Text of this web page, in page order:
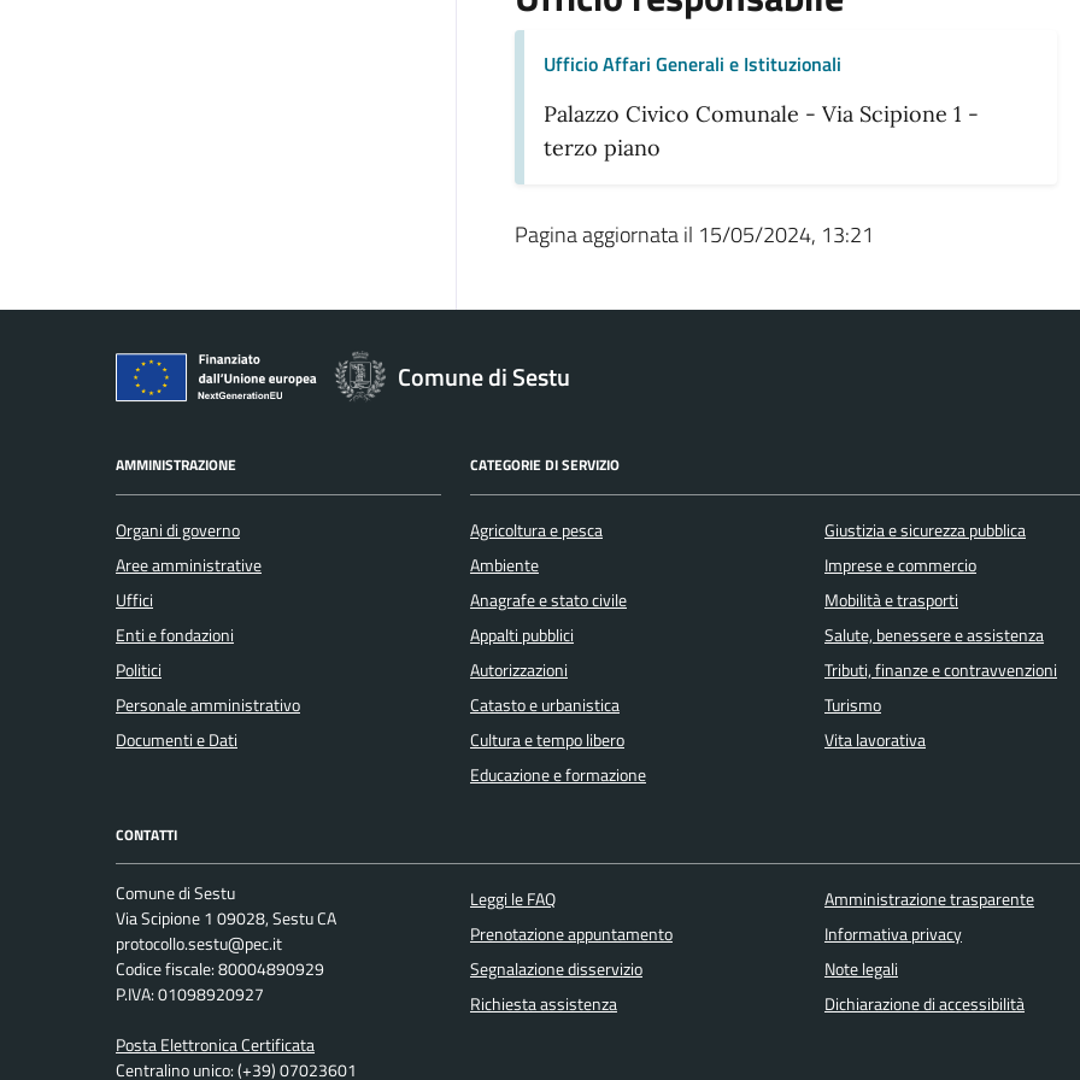
Ufficio Affari Generali e Istituzionali
Palazzo Civico Comunale - Via Scipione 1 -
terzo piano
Pagina aggiornata il 15/05/2024, 13:21
Comune di Sestu
AMMINISTRAZIONE
Organi di governo
Aree amministrative
Uffici
Enti e fondazioni
Politici
Personale amministrativo
Documenti e Dati
CATEGORIE DI SERVIZIO
Agricoltura e pesca
Ambiente
Anagrafe e stato civile
Appalti pubblici
Autorizzazioni
Catasto e urbanistica
Cultura e tempo libero
Educazione e formazione
Giustizia e sicurezza pubblica
Imprese e commercio
Mobilità e trasporti
Salute, benessere e assistenza
Tributi, finanze e contravvenzioni
Turismo
Vita lavorativa
CONTATTI
Comune di Sestu
Via Scipione 1 09028, Sestu CA
protocollo.sestu@pec.it
Codice fiscale: 80004890929
P.IVA: 01098920927
Posta Elettronica Certificata
Centralino unico: (+39) 07023601
Leggi le FAQ
Prenotazione appuntamento
Segnalazione disservizio
Richiesta assistenza
Amministrazione trasparente
Informativa privacy
Note legali
Dichiarazione di accessibilità